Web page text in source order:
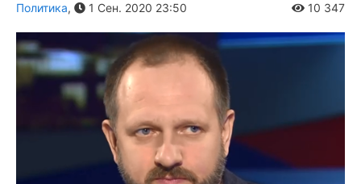
Политика, 1 Сен. 2020 23:50 10 347